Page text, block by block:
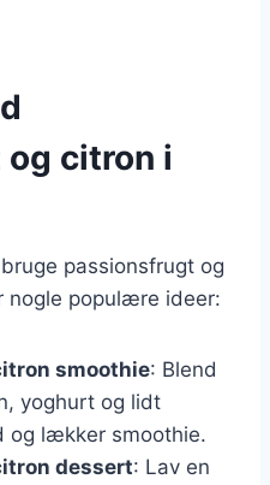
citron i
passionsfrugt og
nogle populære ideer:
smoothie: Blend
yoghurt og lidt
og lækker smoothie.
dessert: Lav en